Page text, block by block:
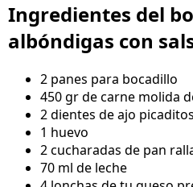
Ingredientes del
albóndigas con
2 panes para bocadillo
450 gr de carne molida
2 dientes de ajo picaditos
1 huevo
2 cucharadas de pan
70 ml de leche